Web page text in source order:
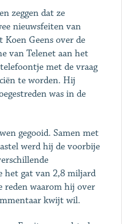
zeggen dat ze
nieuwsfeiten van
Koen Geens over de
van Telenet aan het
met de vraag
te worden. Hij
was in de
gegooid. Samen met
werd hij de voorbije
het gat van 2,8 miljard
reden waarom hij over
kwijt wil.